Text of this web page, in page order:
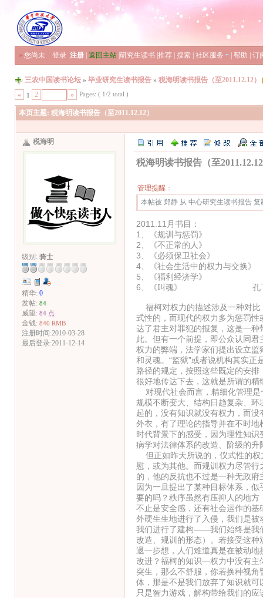
» 您尚未 登录 注册 返回主站 研究生读书 推荐 搜索 社区服务 帮助 订
三农中国读书论坛 » 毕业研究生读书报告 » 税海明读书报告（至2011.12.12）
«
1 2 » Pages: ( 1/2 total )
本页主题: 税海明读书报告（至2011.12.12）
税海明
级别: 骑士
精华: 0
发帖: 84
威望: 84 点
金钱: 840 RMB
注册时间:2010-03-28
最后登录:2011-12-14
税海明读书报告（至
管理提醒：
本帖被 郑静 从 中心研究生读书报告
2011.11月书目：
1、《规训与惩罚》
2、《不正常的人》
3、《必须保卫社会》
4、《社会生活中的权力与交
5、《福利经济学》
6、《叫魂》 孔飞
福柯对权力的描述涉及一种对比
式性的，而现代的权力多为惩罚性
达了君主对罪犯的报复，这是一
此。但有一个前提，即公众认同
权力的弊端，法学家们提出设立
和灵魂。“监狱”或者说机构其实
路径的规定，按照这些既定的安
很好地传达下去，这就是所谓的精
对现代社会而言，精细化管理是
规模不断变大、结构日趋复杂、
起的，没有知识就没有权力，而
外衣，有了理论的指导并在不时
时代背景下的感受，因为理性知
病学对法律体系的改造、阶级的
但正如昨天所说的，仪式性的权
慰，或为其他。而规训权力尽管
的，他的反抗也不过是一种无政
因为一旦提出了某种目标体系，
要的吗？秩序虽然有压抑人的地
不止是安全感，还有社会运作的
外硬生生地进行了入侵，我们是被
我们进行了建构——我们始终是我
改造、规训的形态）。若接受这
退一步想，人们难道真是在被动
改进？福柯的知识—权力中没有主
突生，那么不舒服，你若换种视
体，那是不是我们放弃了知识就可
只是智力游戏，解构带给我们的